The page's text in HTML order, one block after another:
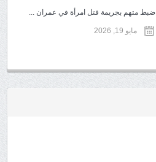
ضبط متهم بجريمة قتل امرأة في عمران ...
مايو 19, 2026